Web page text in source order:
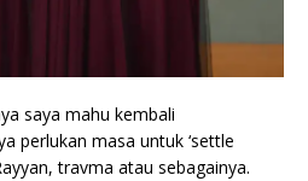
saya mahu kembali
perlukan masa untuk ‘settle
travma atau sebagainya.